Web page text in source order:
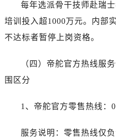
每年选派骨干技师赴瑞
培训投入超1000万元。内部
不达标者暂停上岗资格。
（四）帝舵官方热线服
围区分
1、帝舵官方零售热线：
服务说明：零售热线仅